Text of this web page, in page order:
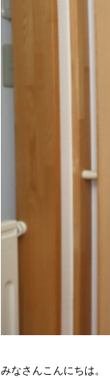
みなさんこんにちは。